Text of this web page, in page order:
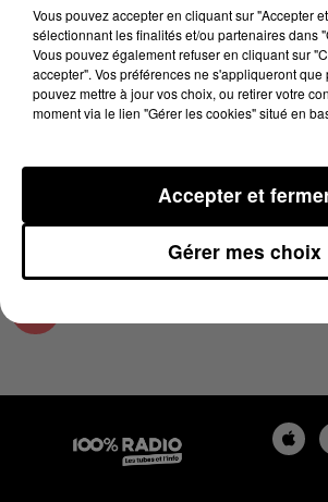
11 août 2024 - 1 min 9 sec
L'AGENDA DE TOULOUSE DU
07H45
L'agenda de Toulouse
Vous pouvez accepter en cliquant sur "Accepter
sélectionnant les finalités et/ou partenaires dans
Vous pouvez également refuser en cliquant sur
accepter". Vos préférences ne s'appliqueront que
pouvez mettre à jour vos choix, ou retirer votre
moment via le lien "Gérer les cookies" situé en
Gérer mes choix
Accepter et